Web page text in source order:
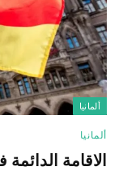
ألمانيا
ألمانيا
الاقامة